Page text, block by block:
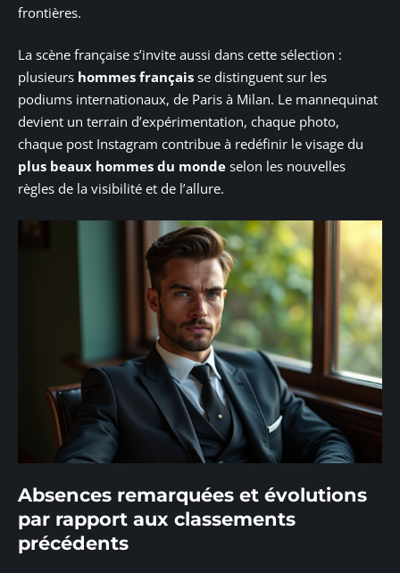
frontières.
La scène française s’invite aussi dans cette sélection :
plusieurs hommes français se distinguent sur les
podiums internationaux, de Paris à Milan. Le mannequinat
devient un terrain d’expérimentation, chaque photo,
chaque post Instagram contribue à redéfinir le visage du
plus beaux hommes du monde selon les nouvelles
règles de la visibilité et de l’allure.
Absences remarquées et évolutions
par rapport aux classements
précédents